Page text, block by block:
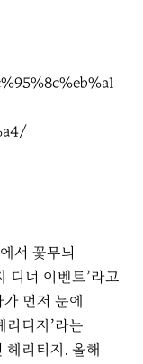
에서 꽃무늬
디너 이벤트’라고
먼저 눈에
리티지’라는
헤리티지. 올해